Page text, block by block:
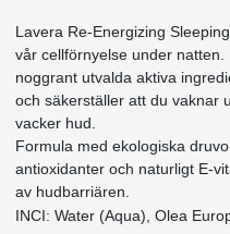
Lavera Re-Energizing
vår cellförnyelse under
noggrant utvalda aktiva
och säkerställer att du vaknar
vacker hud.
Formula med ekologiska
antioxidanter och naturligt E-
av hudbarriären.
INCI: Water (Aqua), Olea